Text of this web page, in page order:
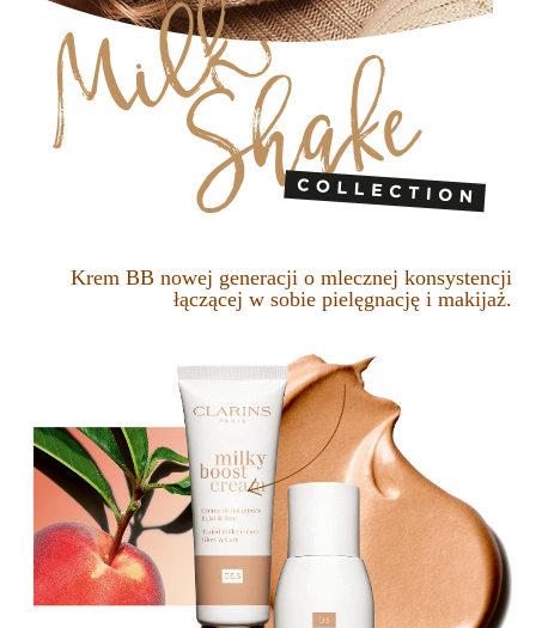
Krem BB nowej generacji o mlecznej konsystencji
łączącej w sobie pielęgnację i makijaż.